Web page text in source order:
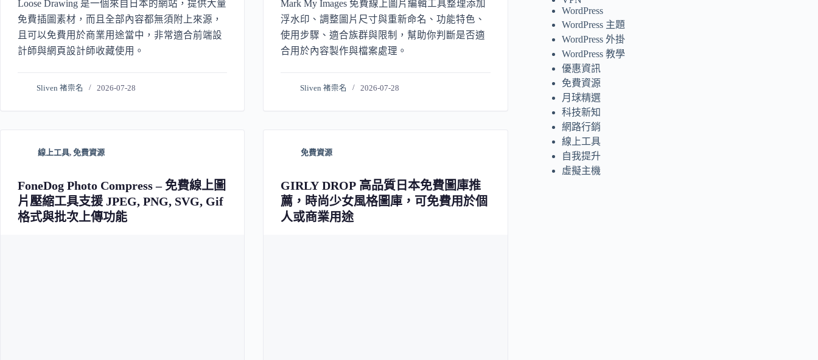
Loose Drawing 是一個來自日本的網站，提供大量
免費插圖素材，而且全部內容都無須附上來源，
且可以免費用於商業用途當中，非常適合前端設
計師與網頁設計師收藏使用。
Sliven 褚崇名 2026-07-28
Mark My Images 免費線上圖片編輯工具整理添加
浮水印、調整圖片尺寸與重新命名、功能特色、
使用步驟、適合族群與限制，幫助你判斷是否適
合用於內容製作與檔案處理。
Sliven 褚崇名 2026-07-28
線上工具, 免費資源
FoneDog Photo Compress – 免費線上圖
片壓縮工具支援 JPEG, PNG, SVG, Gif
格式與批次上傳功能
免費資源
GIRLY DROP 高品質日本免費圖庫推
薦，時尚少女風格圖庫，可免費用於個
人或商業用途
WordPress
WordPress 主題
WordPress 外掛
WordPress 教學
優惠資訊
免費資源
月球精選
科技新知
網路行銷
線上工具
自我提升
虛擬主機